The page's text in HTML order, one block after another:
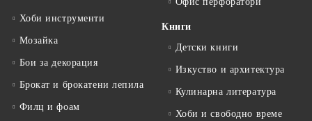
Хоби инструменти
Мозайка
Бои за декорация
Брокат и брокатени лепила
Филц и фоам
Книги
Детски книги
Изкуство и архитектура
Кулинарна литература
Хоби и свободно време